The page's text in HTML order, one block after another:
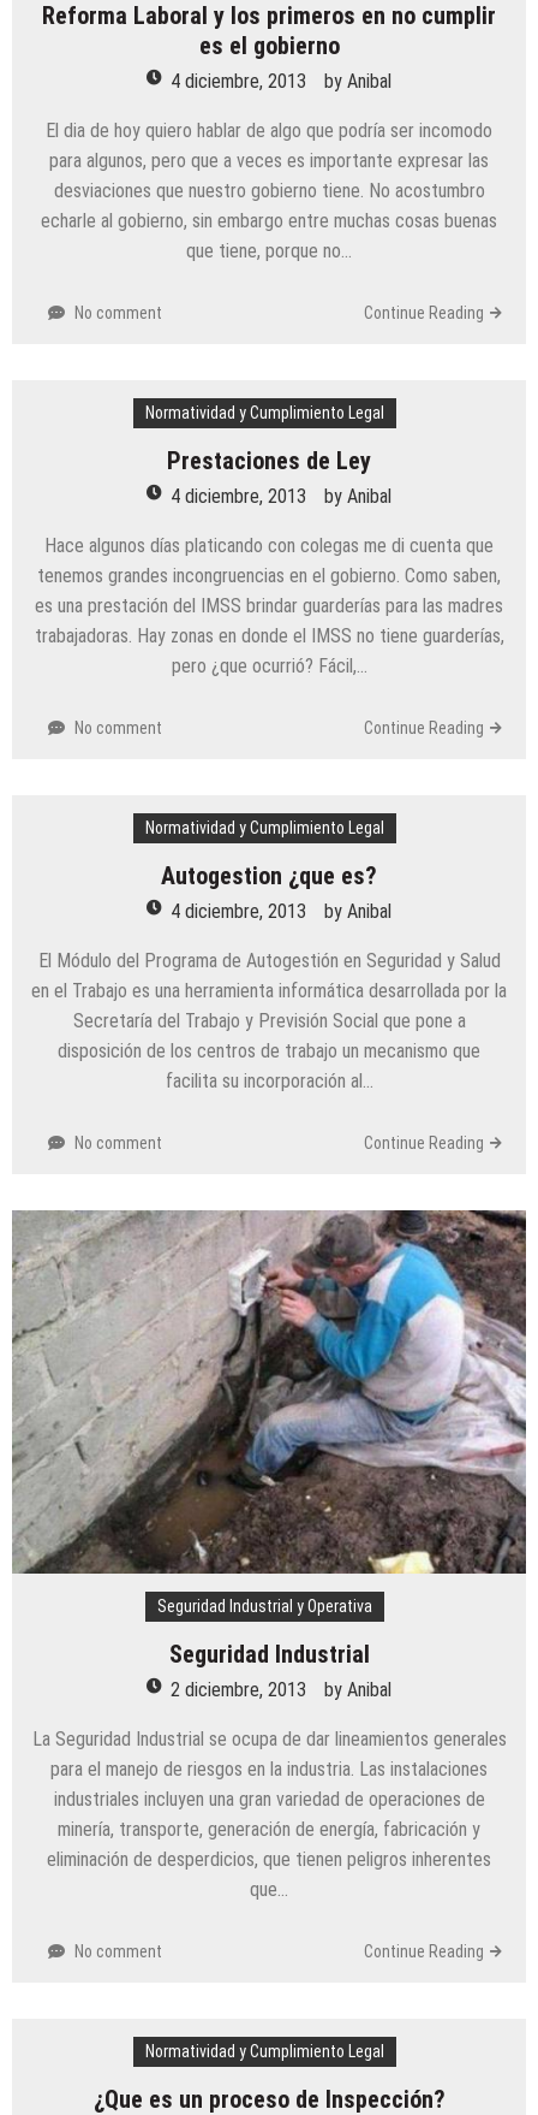
Reforma Laboral y los primeros en no cumplir
es el gobierno
4 diciembre, 2013 by Anibal
El dia de hoy quiero hablar de algo que podría ser incomodo
para algunos, pero que a veces es importante expresar las
desviaciones que nuestro gobierno tiene. No acostumbro
echarle al gobierno, sin embargo entre muchas cosas buenas
que tiene, porque no…
No comment Continue Reading
Normatividad y Cumplimiento Legal
Prestaciones de Ley
4 diciembre, 2013 by Anibal
Hace algunos días platicando con colegas me di cuenta que
tenemos grandes incongruencias en el gobierno. Como saben,
es una prestación del IMSS brindar guarderías para las madres
trabajadoras. Hay zonas en donde el IMSS no tiene guarderías,
pero ¿que ocurrió? Fácil,…
No comment Continue Reading
Normatividad y Cumplimiento Legal
Autogestion ¿que es?
4 diciembre, 2013 by Anibal
El Módulo del Programa de Autogestión en Seguridad y Salud
en el Trabajo es una herramienta informática desarrollada por la
Secretaría del Trabajo y Previsión Social que pone a
disposición de los centros de trabajo un mecanismo que
facilita su incorporación al…
No comment Continue Reading
Seguridad Industrial y Operativa
Seguridad Industrial
2 diciembre, 2013 by Anibal
La Seguridad Industrial se ocupa de dar lineamientos generales
para el manejo de riesgos en la industria. Las instalaciones
industriales incluyen una gran variedad de operaciones de
minería, transporte, generación de energía, fabricación y
eliminación de desperdicios, que tienen peligros inherentes
que…
No comment Continue Reading
Normatividad y Cumplimiento Legal
¿Que es un proceso de Inspección?